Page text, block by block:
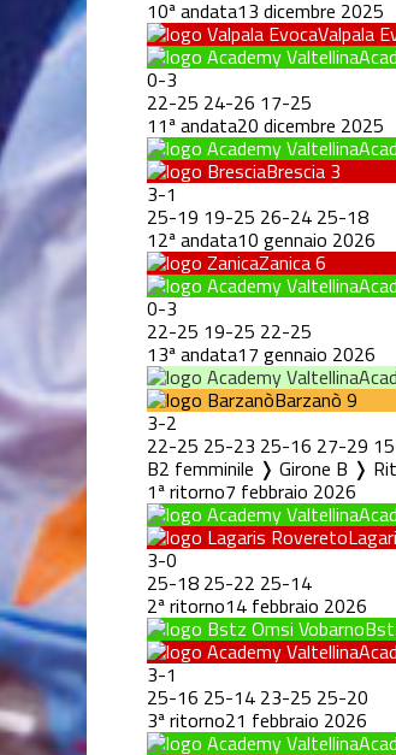
10ª andata13 dicembre 2025
Valpala
0-3
22-25 24-26 17-25
11ª andata20 dicembre 2025
Brescia 3
3-1
25-19 19-25 26-24 25-18
12ª andata10 gennaio 2026
Zanica6
0-3
22-25 19-25 22-25
13ª andata17 gennaio 2026
Barzanò 9
3-2
22-25 25-23 25-16 27-29 15
B2 femminile ❭ Girone B ❭
1ª ritorno7 febbraio 2026
3-0
25-18 25-22 25-14
2ª ritorno14 febbraio 2026
3-1
25-16 25-14 23-25 25-20
3ª ritorno21 febbraio 2026